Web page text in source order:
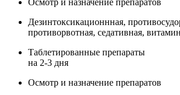
Дезинтоксикационнная,
противорвотная, седативная,
Таблетированные препараты
на 2-3 дня
Осмотр и назначение препаратов